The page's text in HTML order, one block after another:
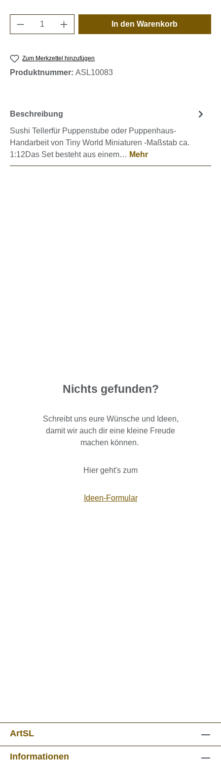
Produkt Anzahl: Gib den gewünschten
In den Warenkorb
Zum Merkzettel hinzufügen
Produktnummer: ASL10083
Beschreibung
Sushi Tellerfür Puppenstube oder Puppenhaus-
Handarbeit von Tiny World Miniaturen -Maßstab ca.
1:12Das Set besteht aus einem… Mehr
Nichts gefunden?
Schreibt uns eure Wünsche und Ideen,
damit wir auch dir eine kleine Freude
machen können.
Hier geht's zum
Ideen-Formular
ArtSL
Informationen